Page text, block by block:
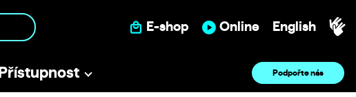
E-shop Online English
Přístupnost Podpořte nás